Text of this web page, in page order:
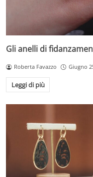
Gli anelli di
Roberta Favazzo Giugno
Leggi di più